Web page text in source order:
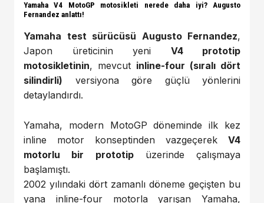
Yamaha V4 MotoGP motosikleti nerede daha iyi? Augusto
Fernandez anlattı!
Yamaha test sürücüsü Augusto Fernandez,
Japon üreticinin yeni V4 prototip
motosikletinin, mevcut inline-four (sıralı dört
silindirli) versiyona göre güçlü yönlerini
detaylandırdı.
Yamaha, modern MotoGP döneminde ilk kez
inline motor konseptinden vazgeçerek V4
motorlu bir prototipüzerinde çalışmaya
başlamıştı.
2002 yılındaki dört zamanlı döneme geçişten bu
yana inline-four motorla yarışan Yamaha,